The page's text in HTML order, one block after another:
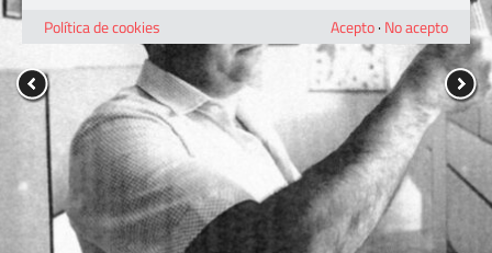
Política de cookies
Acepto· No acepto